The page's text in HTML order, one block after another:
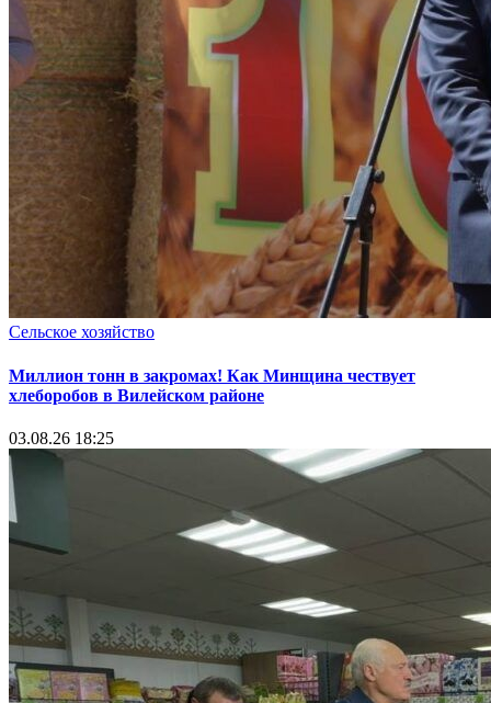
Сельское хозяйство
Миллион тонн в закромах! Как Минщина чествует
хлеборобов в Вилейском районе
03.08.26 18:25